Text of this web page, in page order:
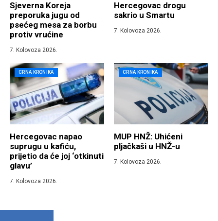
Sjeverna Koreja
preporuka jugu od
psećeg mesa za borbu
protiv vrućine
7. Kolovoza 2026.
Hercegovac drogu
sakrio u Smartu
7. Kolovoza 2026.
CRNA KRONIKA
Hercegovac napao
suprugu u kafiću,
prijetio da će joj ‘otkinuti
glavu’
7. Kolovoza 2026.
CRNA KRONIKA
MUP HNŽ: Uhićeni
pljačkaši u HNŽ-u
7. Kolovoza 2026.